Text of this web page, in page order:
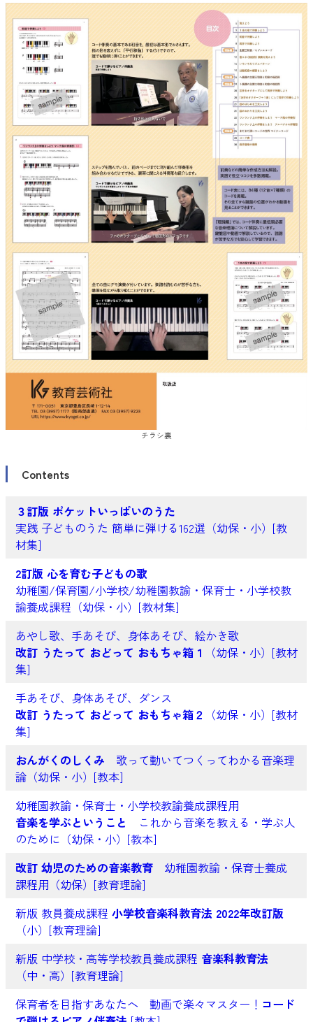
チラシ裏
Contents
３訂版 ポケットいっぱいのうた
実践 子どものうた 簡単に弾ける162選（幼保・小）[教
材集]
2訂版 心を育む子どもの歌
幼稚園/保育園/小学校/幼稚園教諭・保育士・小学校教
諭養成課程（幼保・小）[教材集]
あやし歌、手あそび、身体あそび、絵かき歌
改訂 うたって おどって おもちゃ箱１
（幼保・小）[教材
集]
手あそび、身体あそび、ダンス
改訂 うたって おどって おもちゃ箱２ （幼保・小）[教材
集]
おんがくのしくみ 歌って動いてつくってわかる音楽理
論（幼保・小）[教本]
幼稚園教諭・保育士・小学校教諭養成課程用
音楽を学ぶということ
これから音楽を教える・学ぶ人
のために（幼保・小）[教本]
改訂 幼児のための音楽教育幼稚園教諭・保育士養成
課程用（幼保）[教育理論]
新版 教員養成課程 小学校音楽科教育法 2022年改訂版
（小）[教育理論]
新版 中学校・高等学校教員養成課程 音楽科教育法
（中・高）[教育理論]
保育者を目指すあなたへ 動画で楽々マスター！ コード